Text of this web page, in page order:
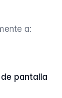
a:
pantalla